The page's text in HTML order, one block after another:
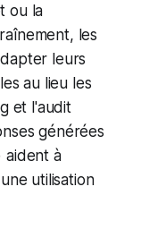
ou la
les
leurs
au lieu les
et l'audit
générées
aident à
utilisation